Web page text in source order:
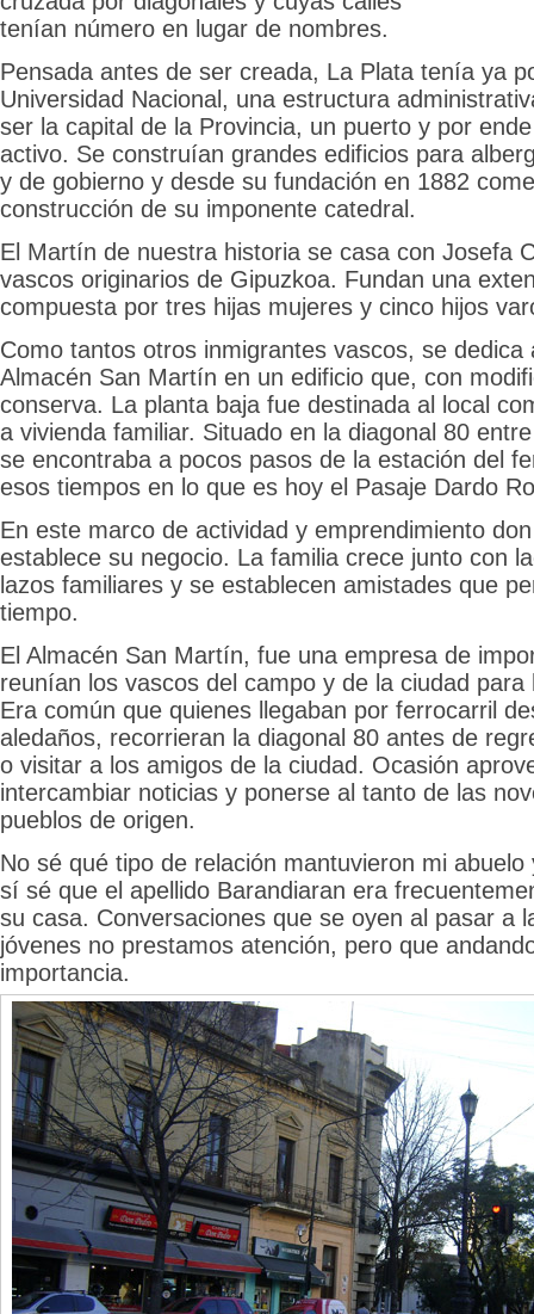
tenían número en lugar de nombres.
Pensada antes de ser creada, La Plata tenía ya
Universidad Nacional, una estructura
ser la capital de la Provincia, un puerto y por
activo. Se construían grandes edificios para
y de gobierno y desde su fundación en 1882
construcción de su imponente catedral.
El Martín de nuestra historia se casa con Josefa
vascos originarios de Gipuzkoa. Fundan una
compuesta por tres hijas mujeres y cinco hijos
Como tantos otros inmigrantes vascos, se dedica
Almacén San Martín en un edificio que, con
conserva. La planta baja fue destinada al local
a vivienda familiar. Situado en la diagonal 80
se encontraba a pocos pasos de la estación del
esos tiempos en lo que es hoy el Pasaje Dardo
En este marco de actividad y emprendimiento
establece su negocio. La familia crece junto con
lazos familiares y se establecen amistades que
tiempo.
El Almacén San Martín, fue una empresa de
reunían los vascos del campo y de la ciudad
Era común que quienes llegaban por ferrocarril
aledaños, recorrieran la diagonal 80 antes de
o visitar a los amigos de la ciudad. Ocasión
intercambiar noticias y ponerse al tanto de las
pueblos de origen.
No sé qué tipo de relación mantuvieron mi
sí sé que el apellido Barandiaran era
su casa. Conversaciones que se oyen al pasar a
jóvenes no prestamos atención, pero que
importancia.